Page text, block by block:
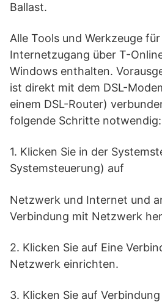
Ballast.
Alle Tools und Werkzeuge
Internetzugang über T-
Windows enthalten.
ist direkt mit dem DSL-
einem DSL-Router)
folgende Schritte notwendig:
1. Klicken Sie in der
Systemsteuerung) auf
Netzwerk und Internet und
Verbindung mit Netzwerk
2. Klicken Sie auf Eine
Netzwerk einrichten.
3. Klicken Sie auf